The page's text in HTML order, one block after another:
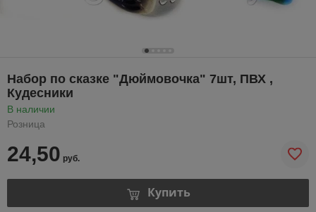
Набор по сказке "Дюймовочка" 7шт, ПВХ ,
Кудесники
В наличии
Розница
24,50 руб.
Купить